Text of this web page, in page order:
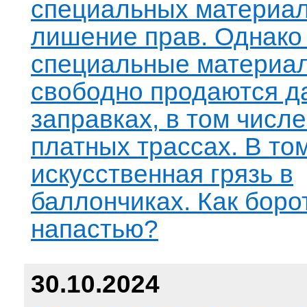
специальных
лишение прав. Однако
специальные
свободно продаются
заправках, в том
платных трассах. В
искусственная грязь в
баллончиках. Как
напастью?
30.10.2024